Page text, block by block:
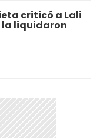
criticó a Lali
la liquidaron